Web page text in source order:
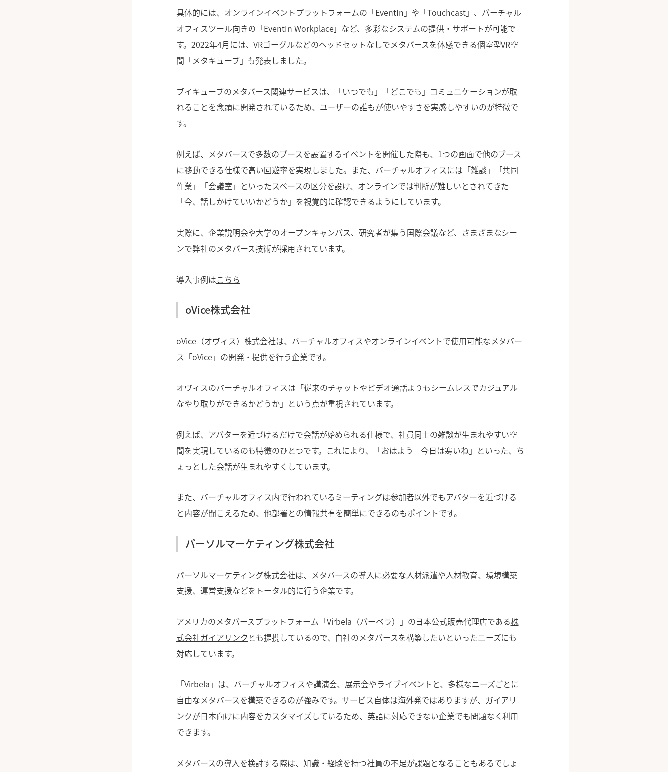
具体的には、オンラインイベントプラットフォームの「EventIn」や「Touchcast」、バーチャル
オフィスツール向きの「EventIn Workplace」など、多彩なシステムの提供・サポートが可能で
す。2022年4月には、VRゴーグルなどのヘッドセットなしでメタバースを体感できる個室型VR空
間「メタキューブ」も発表しました。
ブイキューブのメタバース関連サービスは、「いつでも」「どこでも」コミュニケーションが取
れることを念頭に開発されているため、ユーザーの誰もが使いやすさを実感しやすいのが特徴で
す。
例えば、メタバースで多数のブースを設置するイベントを開催した際も、1つの画面で他のブース
に移動できる仕様で高い回遊率を実現しました。また、バーチャルオフィスには「雑談」「共同
作業」「会議室」といったスペースの区分を設け、オンラインでは判断が難しいとされてきた
「今、話しかけていいかどうか」を視覚的に確認できるようにしています。
実際に、企業説明会や大学のオープンキャンパス、研究者が集う国際会議など、さまざまなシー
ンで弊社のメタバース技術が採用されています。
導入事例はこちら
oVice株式会社
oVice（オヴィス）株式会社は、バーチャルオフィスやオンラインイベントで使用可能なメタバー
ス「oVice」の開発・提供を行う企業です。
オヴィスのバーチャルオフィスは「従来のチャットやビデオ通話よりもシームレスでカジュアル
なやり取りができるかどうか」という点が重視されています。
例えば、アバターを近づけるだけで会話が始められる仕様で、社員同士の雑談が生まれやすい空
間を実現しているのも特徴のひとつです。これにより、「おはよう！今日は寒いね」といった、ち
ょっとした会話が生まれやすくしています。
また、バーチャルオフィス内で行われているミーティングは参加者以外でもアバターを近づける
と内容が聞こえるため、他部署との情報共有を簡単にできるのもポイントです。
パーソルマーケティング株式会社
パーソルマーケティング株式会社は、メタバースの導入に必要な人材派遣や人材教育、環境構築
支援、運営支援などをトータル的に行う企業です。
アメリカのメタバースプラットフォーム「Virbela（バーベラ）」の日本公式販売代理店である株
式会社ガイアリンク とも提携しているので、自社のメタバースを構築したいといったニーズにも
対応しています。
「Virbela」は、バーチャルオフィスや講演会、展示会やライブイベントと、多様なニーズごとに
自由なメタバースを構築できるのが強みです。サービス自体は海外発ではありますが、ガイアリ
ンクが日本向けに内容をカスタマイズしているため、英語に対応できない企業でも問題なく利用
できます。
メタバースの導入を検討する際は、知識・経験を持つ社員の不足が課題となることもあるでしょ